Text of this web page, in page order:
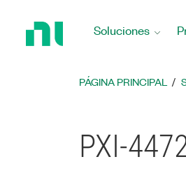
Soluciones
PÁGINA PRINCIPAL
PXI-